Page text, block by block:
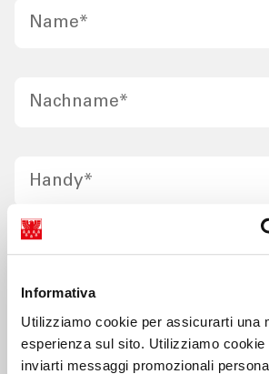
Informativa
Utilizziamo cookie per assicurarti una
esperienza sul sito. Utilizziamo
inviarti messaggi promozionali
Name*
Nachname*
Handy*
E-mail*
Text*